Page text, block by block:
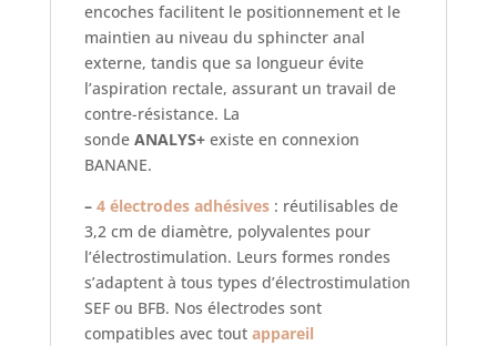
encoches facilitent le positionnement et le
maintien au niveau du sphincter anal
externe, tandis que sa longueur évite
l’aspiration rectale, assurant un travail de
contre-résistance. La
sonde ANALYS+existe en connexion
BANANE.
– 4 électrodes adhésives: réutilisables de
3,2 cm de diamètre, polyvalentes pour
l’électrostimulation. Leurs formes rondes
s’adaptent à tous types d’électrostimulation
SEF ou BFB. Nos électrodes sont
compatibles avec tout appareil